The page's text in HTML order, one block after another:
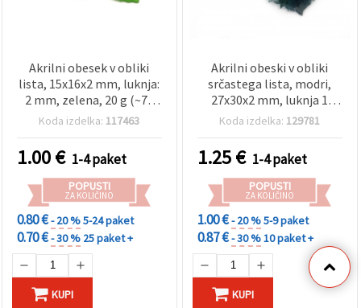
Akrilni obesek v obliki
lista, 15x16x2 mm, luknja:
2 mm, zelena, 20 g (~70
kosov)
Koda izdelka: 117463
1.00€ 1-4 paket
POPUSTI
ZA KOLIČINO
0.80 €- 20 %5-24 paket
0.70 €- 30 % 25 paket +
KUPI
Akrilni obeski v obliki
srčastega lista, modri,
27x30x2 mm, luknja 1
mm, komplet 2 kosov – za
uhane in DIY dekoracije
Koda izdelka: 129781
1.25€ 1-4 paket
POPUSTI
ZA KOLIČINO
1.00 €- 20 %5-9 paket
0.87 €- 30 %10 paket +
KUPI